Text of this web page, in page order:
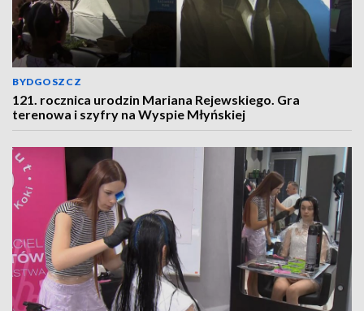
BYDGOSZCZ
121. rocznica urodzin Mariana Rejewskiego. Gra
terenowa i szyfry na Wyspie Młyńskiej